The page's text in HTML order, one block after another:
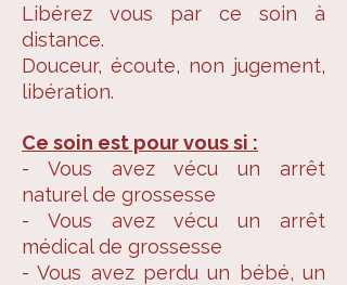
Libérez vous par ce soin à
distance.
Douceur, écoute, non jugement,
libération.
Ce soin est pour vous si :
- Vous avez vécu un arrêt
naturel de grossesse
- Vous avez vécu un arrêt
médical de grossesse
- Vous avez perdu un bébé, un